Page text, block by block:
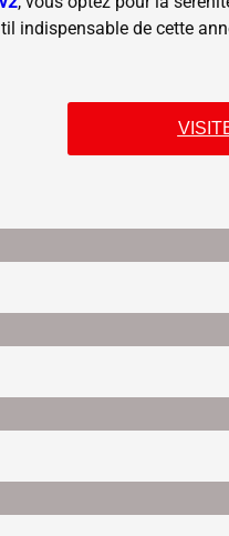
indispensable de cette